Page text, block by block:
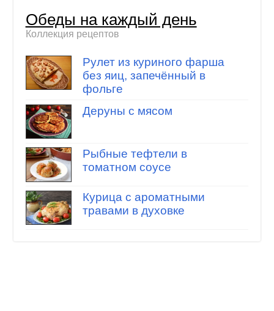
Обеды на каждый день
Коллекция рецептов
Рулет из куриного фарша
без яиц, запечённый в
фольге
Деруны с мясом
Рыбные тефтели в
томатном соусе
Курица с ароматными
травами в духовке